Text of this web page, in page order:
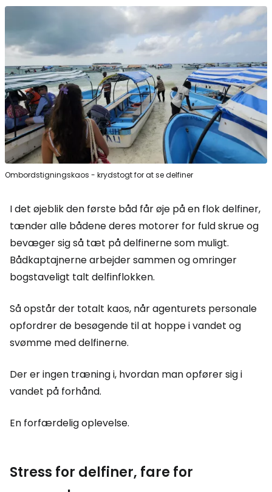
Ombordstigningskaos - krydstogt for at se delfiner
I det øjeblik den første båd får øje på en flok delfiner,
tænder alle bådene deres motorer for fuld skrue og
bevæger sig så tæt på delfinerne som muligt.
Bådkaptajnerne arbejder sammen og omringer
bogstaveligt talt delfinflokken.
Så opstår der totalt kaos, når agenturets personale
opfordrer de besøgende til at hoppe i vandet og
svømme med delfinerne.
Der er ingen træning i, hvordan man opfører sig i
vandet på forhånd.
En forfærdelig oplevelse.
Stress for delfiner, fare for